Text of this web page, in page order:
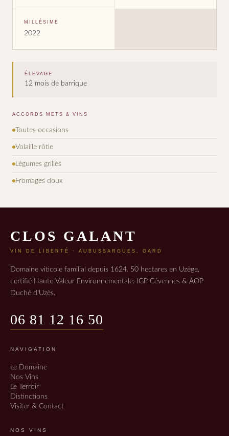
MILLÉSIME
2022
ÉLEVAGE
12 mois de barrique
ACCORDS METS & VINS
Toutes occasions
Volaille rôtie
Légumes grillés
Fromages doux
CLOS GALANT
VIN DE LIBERTÉ · AUBUSSARGUES, GARD
Domaine viticole familial depuis 1624. 50 hectares en Uzège,
certifié Haute Valeur Environnementale. IGP Cévennes & AOP
Duché d'Uzès.
06 81 12 16 50
NAVIGATION
Le Domaine
Nos Vins
Le Terroir
Distinctions
Visiter & Contact
NOS VINS